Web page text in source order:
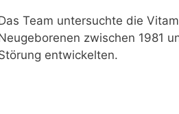
Team untersuchte die
zwischen 1981
entwickelten.